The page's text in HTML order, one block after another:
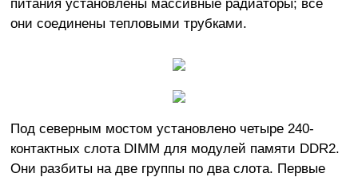
питания установлены массивные радиаторы; все
они соединены тепловыми трубками.
Под северным мостом установлено четыре 240-
контактных слота DIMM для модулей памяти DDR2.
Они разбиты на две группы по два слота. Первые